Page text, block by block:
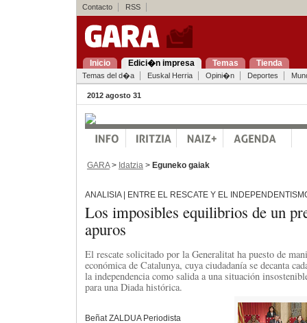
Contacto RSS
Inicio Edici�n impresa Temas Tienda
Temas del d�a Euskal Herria Opini�n Deportes
2012 agosto 31
GARA> Idatzia > Eguneko gaiak
ANALISIA | ENTRE EL RESCATE Y EL
Los imposibles equilibrios de un
apuros
El rescate solicitado por la Generalitat ha puesto de
económica de Catalunya, cuya ciudadanía se decanta
la independencia como salida a una situación
para una Diada histórica.
Beñat ZALDUA Periodista